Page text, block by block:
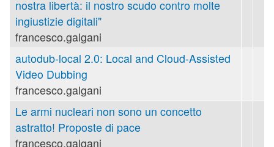
nostra libertà: il nostro scudo contro molte
ingiustizie digitali"
francesco.galgani
autodub-local 2.0: Local and Cloud-Assisted
Video Dubbing
francesco.galgani
Le armi nucleari non sono un concetto
astratto! Proposte di pace
francesco.galgani